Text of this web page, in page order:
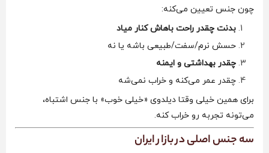
چون جنس تعیین می‌کنه:
بدنت چقدر راحت باهاش کنار میاد
حسش نرم/سفت/طبیعی باشه یا نه
چقدر بهداشتی و ایمنه
چقدر عمر می‌کنه و خراب نمی‌شه
برای همین خیلی وقتا دیلدوی «خیلی خوب» با جنس اشتباه،
می‌تونه تجربه رو خراب کنه.
سه جنس اصلی در بازار ایران